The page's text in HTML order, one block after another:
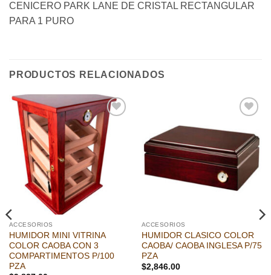
CENICERO PARK LANE DE CRISTAL RECTANGULAR
PARA 1 PURO
PRODUCTOS RELACIONADOS
Añadir
a la
lista de
deseos
ACCESORIOS
HUMIDOR MINI VITRINA
COLOR CAOBA CON 3
COMPARTIMENTOS P/100
PZA
a la
lista de
deseos
ACCESORIOS
HUMIDOR CLASICO COLOR
CAOBA/ CAOBA INGLESA P/75
PZA
$2,846.00